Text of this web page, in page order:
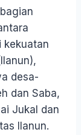
kekuatan
desa-
dan Saba,
Jukal dan
Ilanun.